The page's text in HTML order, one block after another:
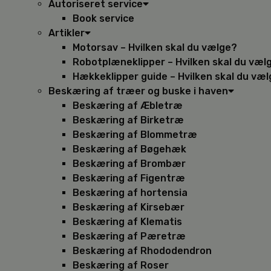
Autoriseret service
Book service
Artikler
Motorsav – Hvilken skal du vælge?
Robotplæneklipper – Hvilken skal du
Hækkeklipper guide – Hvilken skal du
Beskæring af træer og buske i haven
Beskæring af Æbletræ
Beskæring af Birketræ
Beskæring af Blommetræ
Beskæring af Bøgehæk
Beskæring af Brombær
Beskæring af Figentræ
Beskæring af hortensia
Beskæring af Kirsebær
Beskæring af Klematis
Beskæring af Pæretræ
Beskæring af Rhododendron
Beskæring af Roser